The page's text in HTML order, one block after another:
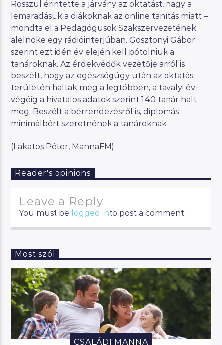
Rosszul érintette a járvány az oktatást, nagy a
lemaradásuk a diákoknak az online tanítás miatt –
mondta el a Pedagógusok Szakszervezetének
alelnöke egy rádióinterjúban. Gosztonyi Gábor
szerint ezt idén év elején kell pótolniuk a
tanároknak. Az érdekvédők vezetője arról is
beszélt, hogy az egészségügy után az oktatás
területén haltak meg a legtöbben, a tavalyi év
végéig a hivatalos adatok szerint 140 tanár halt
meg. Beszélt a bérrendezésről is, diplomás
minimálbért szeretnének a tanároknak.
(Lakatos Péter, MannaFM)
Reader's opinions
Leave a Reply
You must be logged into post a comment.
Most szól
CSALÁDI MANNA